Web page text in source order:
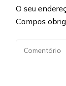
O seu
Campos